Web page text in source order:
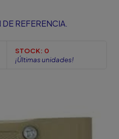
REFERENCIA.
STOCK: 0
¡Últimas unidades!